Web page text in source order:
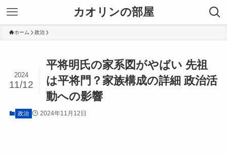
カオリンの部屋
ホーム 政治
平将明氏の家系図がやばい 先祖
は平将門？家族構成の詳細 政治活
動への影響
2024
11/12
政治 2024年11月12日